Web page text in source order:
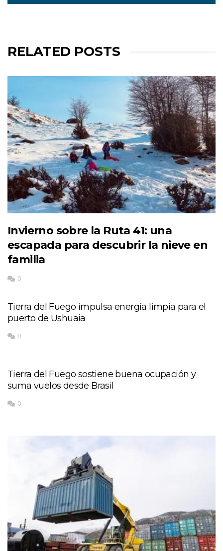
RELATED POSTS
Invierno sobre la Ruta 41: una
escapada para descubrir la nieve en
familia
0
Tierra del Fuego impulsa energía limpia para el
puerto de Ushuaia
0
Tierra del Fuego sostiene buena ocupación y
suma vuelos desde Brasil
0